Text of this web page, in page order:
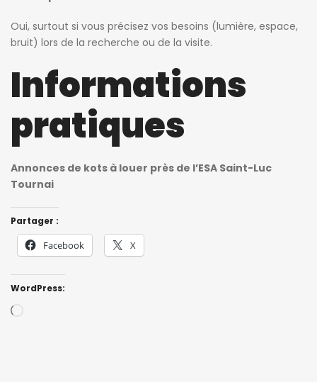
Oui, surtout si vous précisez vos besoins (lumière, espace,
bruit) lors de la recherche ou de la visite.
Informations
pratiques
Annonces de kots à louer près de l’ESA Saint-Luc
Tournai
Partager :
Facebook X
WordPress: